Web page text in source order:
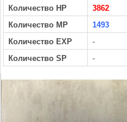
Количество HP
3862
Количество MP
1493
Количество EXP
-
Количество SP
-